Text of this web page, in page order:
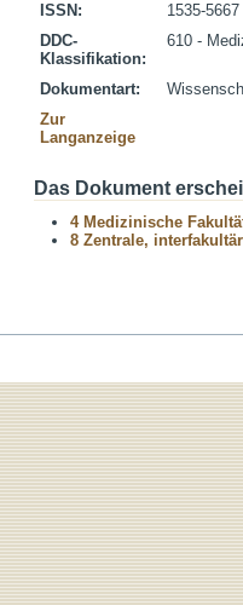
ISSN:
1535-5667
DDC-
Klassifikation:
610 -
Dokumentart:
Zur
Langanzeige
Das Dokument
4 Medizinische
8 Zentrale,